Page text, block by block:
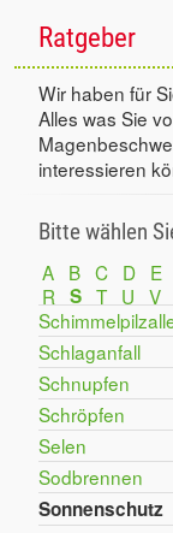
Ratgeber
Wir haben für
Alles was Sie
interessieren
Bitte wählen
A B C D E
R S T U V
Schlaganfall
Schnupfen
Schröpfen
Selen
Sodbrennen
Sonnenschutz